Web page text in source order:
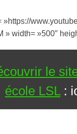
»https://
» width= »500″
le
école LSL: